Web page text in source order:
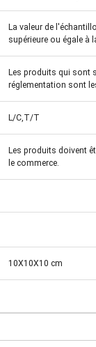
La valeur de
supérieure ou égale à
Les produits qui sont
réglementation sont
L/C,T/T
Les produits doivent
le commerce.
10X10X10 cm